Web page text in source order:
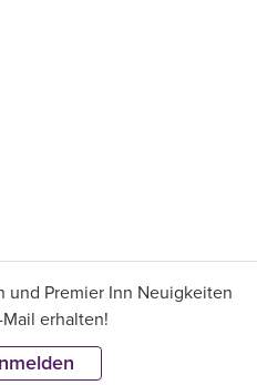
Premier Inn Neuigkeiten
erhalten!